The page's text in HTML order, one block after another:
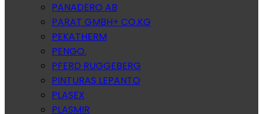
PANADERO AB
PARAT GMBH+ CO.KG
PEKATHERM
PENGO.
PFERD RUGGEBERG
PINTURAS LEPANTO
PLASEX
PLASMIR